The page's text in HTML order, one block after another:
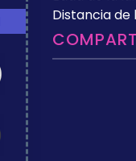
Distancia de